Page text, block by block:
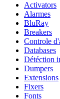
Activators
Alarmes
BluRay
Breakers
Controle
Databases
Détéction
Dumpers
Extensions
Fixers
Fonts